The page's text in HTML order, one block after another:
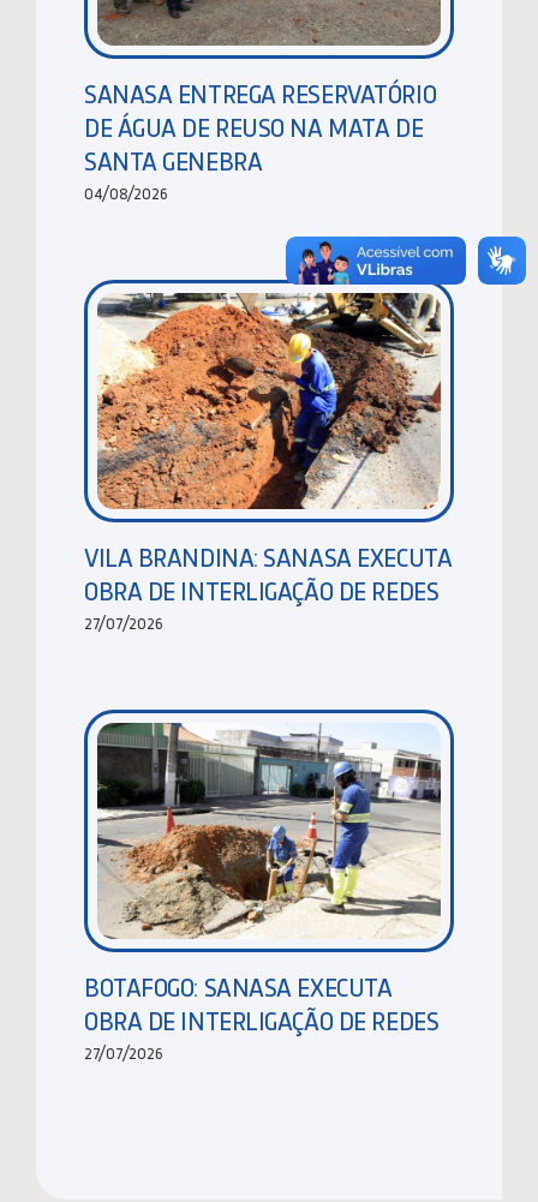
SANASA ENTREGA RESERVATÓRIO
DE ÁGUA DE REUSO NA MATA DE
SANTA GENEBRA
04/08/2026
VILA BRANDINA: SANASA EXECUTA
OBRA DE INTERLIGAÇÃO DE REDES
27/07/2026
BOTAFOGO: SANASA EXECUTA
OBRA DE INTERLIGAÇÃO DE REDES
27/07/2026